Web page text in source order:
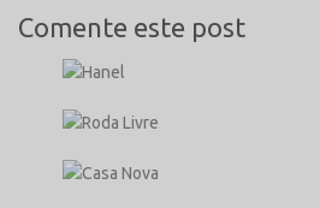
Comente este post